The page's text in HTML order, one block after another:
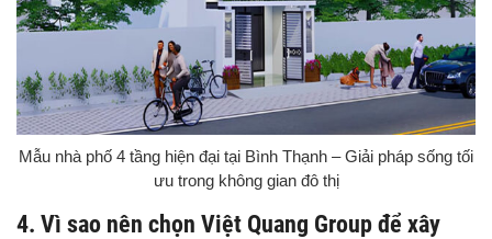
Mẫu nhà phố 4 tầng hiện đại tại Bình Thạnh – Giải pháp sống tối
ưu trong không gian đô thị
4. Vì sao nên chọn Việt Quang Group để xây